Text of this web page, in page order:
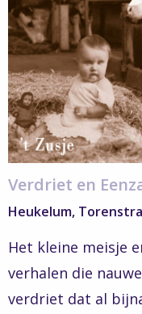
Verdriet en
Heukelum,
Het kleine meisje
verhalen die
verdriet dat al
–
Verdriet
en
eenzaamheid